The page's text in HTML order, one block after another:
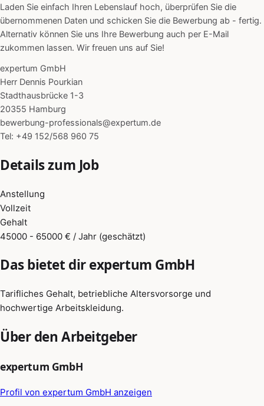
Laden Sie einfach Ihren Lebenslauf hoch, überprüfen Sie die
übernommenen Daten und schicken Sie die Bewerbung ab - fertig.
Alternativ können Sie uns Ihre Bewerbung auch per E-Mail
zukommen lassen. Wir freuen uns auf Sie!
expertum GmbH
Herr Dennis Pourkian
Stadthausbrücke 1-3
20355 Hamburg
bewerbung-professionals@expertum.de
Tel: +49 152/568 960 75
Details zum Job
Anstellung
Vollzeit
Gehalt
45000 - 65000 € / Jahr (geschätzt)
Das bietet dir expertum GmbH
Tarifliches Gehalt, betriebliche Altersvorsorge und
hochwertige Arbeitskleidung.
Über den Arbeitgeber
expertum GmbH
Profil von expertum GmbH anzeigen